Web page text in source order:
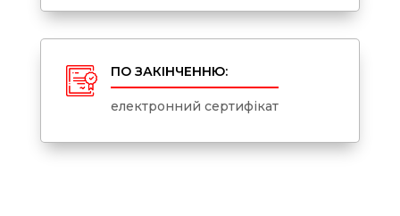
ПО ЗАКІНЧЕННЮ:
електронний сертифікат